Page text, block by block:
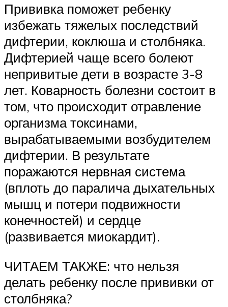
Прививка поможет ребенку
избежать тяжелых последствий
дифтерии, коклюша и столбняка.
Дифтерией чаще всего болеют
непривитые дети в возрасте 3-8
лет. Коварность болезни состоит в
том, что происходит отравление
организма токсинами,
вырабатываемыми возбудителем
дифтерии. В результате
поражаются нервная система
(вплоть до паралича дыхательных
мышц и потери подвижности
конечностей) и сердце
(развивается миокардит).
ЧИТАЕМ ТАКЖЕ: что нельзя
делать ребенку после прививки от
столбняка?